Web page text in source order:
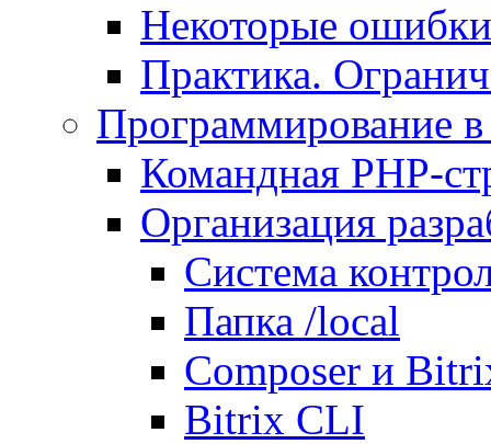
Некоторые
Практика.
Программирование
Командная PHP-
Организация
Система
Папка /local
Composer и
Bitrix CLI